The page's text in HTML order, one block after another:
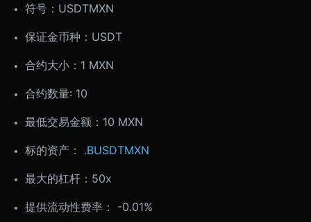
符号： USDTMXN
保证金币种：USDT
合约大小： 1 MXN
合约数量: 10
最低交易金额： 10 MXN
标的资产： .BUSDTMXN
最大的杠杆：50x
提供流动性费率： -0.01%